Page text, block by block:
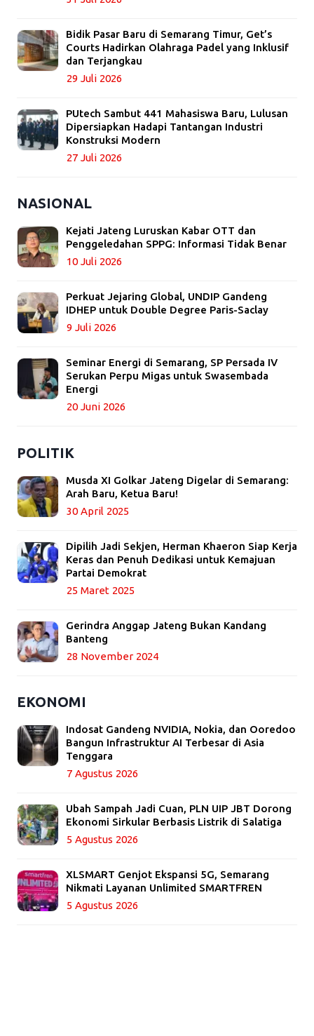
Bidik Pasar Baru di Semarang Timur, Get’s
Courts Hadirkan Olahraga Padel yang Inklusif
dan Terjangkau
29 Juli 2026
PUtech Sambut 441 Mahasiswa Baru, Lulusan
Dipersiapkan Hadapi Tantangan Industri
Konstruksi Modern
27 Juli 2026
NASIONAL
Kejati Jateng Luruskan Kabar OTT dan
Penggeledahan SPPG: Informasi Tidak Benar
10 Juli 2026
Perkuat Jejaring Global, UNDIP Gandeng
IDHEP untuk Double Degree Paris-Saclay
9 Juli 2026
Seminar Energi di Semarang, SP Persada IV
Serukan Perpu Migas untuk Swasembada
Energi
20 Juni 2026
POLITIK
Musda XI Golkar Jateng Digelar di Semarang:
Arah Baru, Ketua Baru!
30 April 2025
Dipilih Jadi Sekjen, Herman Khaeron Siap Kerja
Keras dan Penuh Dedikasi untuk Kemajuan
Partai Demokrat
25 Maret 2025
Gerindra Anggap Jateng Bukan Kandang
Banteng
28 November 2024
EKONOMI
Indosat Gandeng NVIDIA, Nokia, dan Ooredoo
Bangun Infrastruktur AI Terbesar di Asia
Tenggara
7 Agustus 2026
Ubah Sampah Jadi Cuan, PLN UIP JBT Dorong
Ekonomi Sirkular Berbasis Listrik di Salatiga
5 Agustus 2026
XLSMART Genjot Ekspansi 5G, Semarang
Nikmati Layanan Unlimited SMARTFREN
5 Agustus 2026